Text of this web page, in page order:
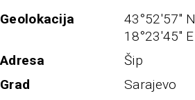
Geolokacija
43°52'57'' N
18°23'45'' E
Adresa
Šip
Grad
Sarajevo